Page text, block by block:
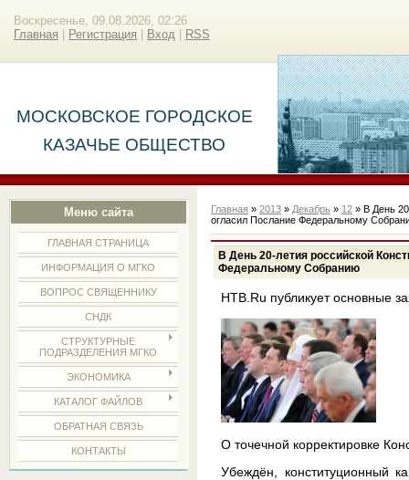
Воскресенье, 09.08.2026, 02:26
Главная
Регистрация Вход RSS
МОСКОВСКОЕ ГОРОДСКОЕ
КАЗАЧЬЕ ОБЩЕСТВО
Меню сайта
ГЛАВНАЯ СТРАНИЦА
ИНФОРМАЦИЯ О МГКО
ВОПРОС СВЯЩЕННИКУ
СНДК
СТРУКТУРНЫЕ
ПОДРАЗДЕЛЕНИЯ МГКО
ЭКОНОМИКА
КАТАЛОГ ФАЙЛОВ
ОБРАТНАЯ СВЯЗЬ
КОНТАКТЫ
Главная » 2013 » Декабрь » 12» В День
огласил Послание Федеральному
В День 20-летия российской
Федеральному Собранию
НТВ.Ru публикует основные
О точечной корректировке
Убеждён, конституционный